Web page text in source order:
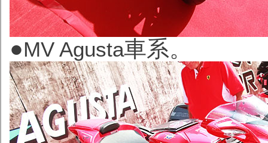
●MV Agusta車系。